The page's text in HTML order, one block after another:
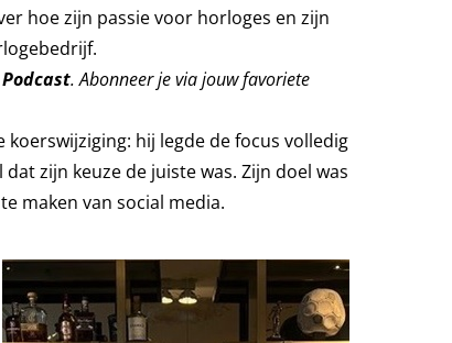
hoe zijn passie voor horloges en zijn
. Abonneer je via jouw favoriete
hij legde de focus volledig
zijn keuze de juiste was. Zijn doel was
maken van social media.